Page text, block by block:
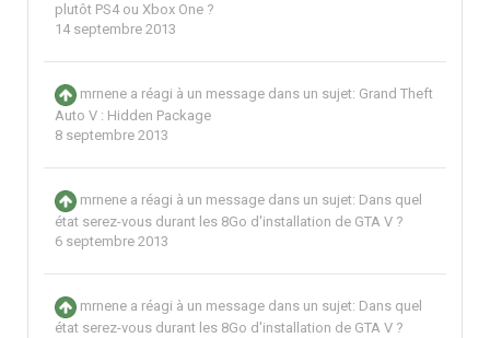
plutôt PS4 ou Xbox One ?
14 septembre 2013
mrnene a réagi à un message dans un sujet: Grand Theft
Auto V : Hidden Package
8 septembre 2013
mrnene a réagi à un message dans un sujet: Dans quel
état serez-vous durant les 8Go d'installation de GTA V ?
6 septembre 2013
mrnene a réagi à un message dans un sujet: Dans quel
état serez-vous durant les 8Go d'installation de GTA V ?